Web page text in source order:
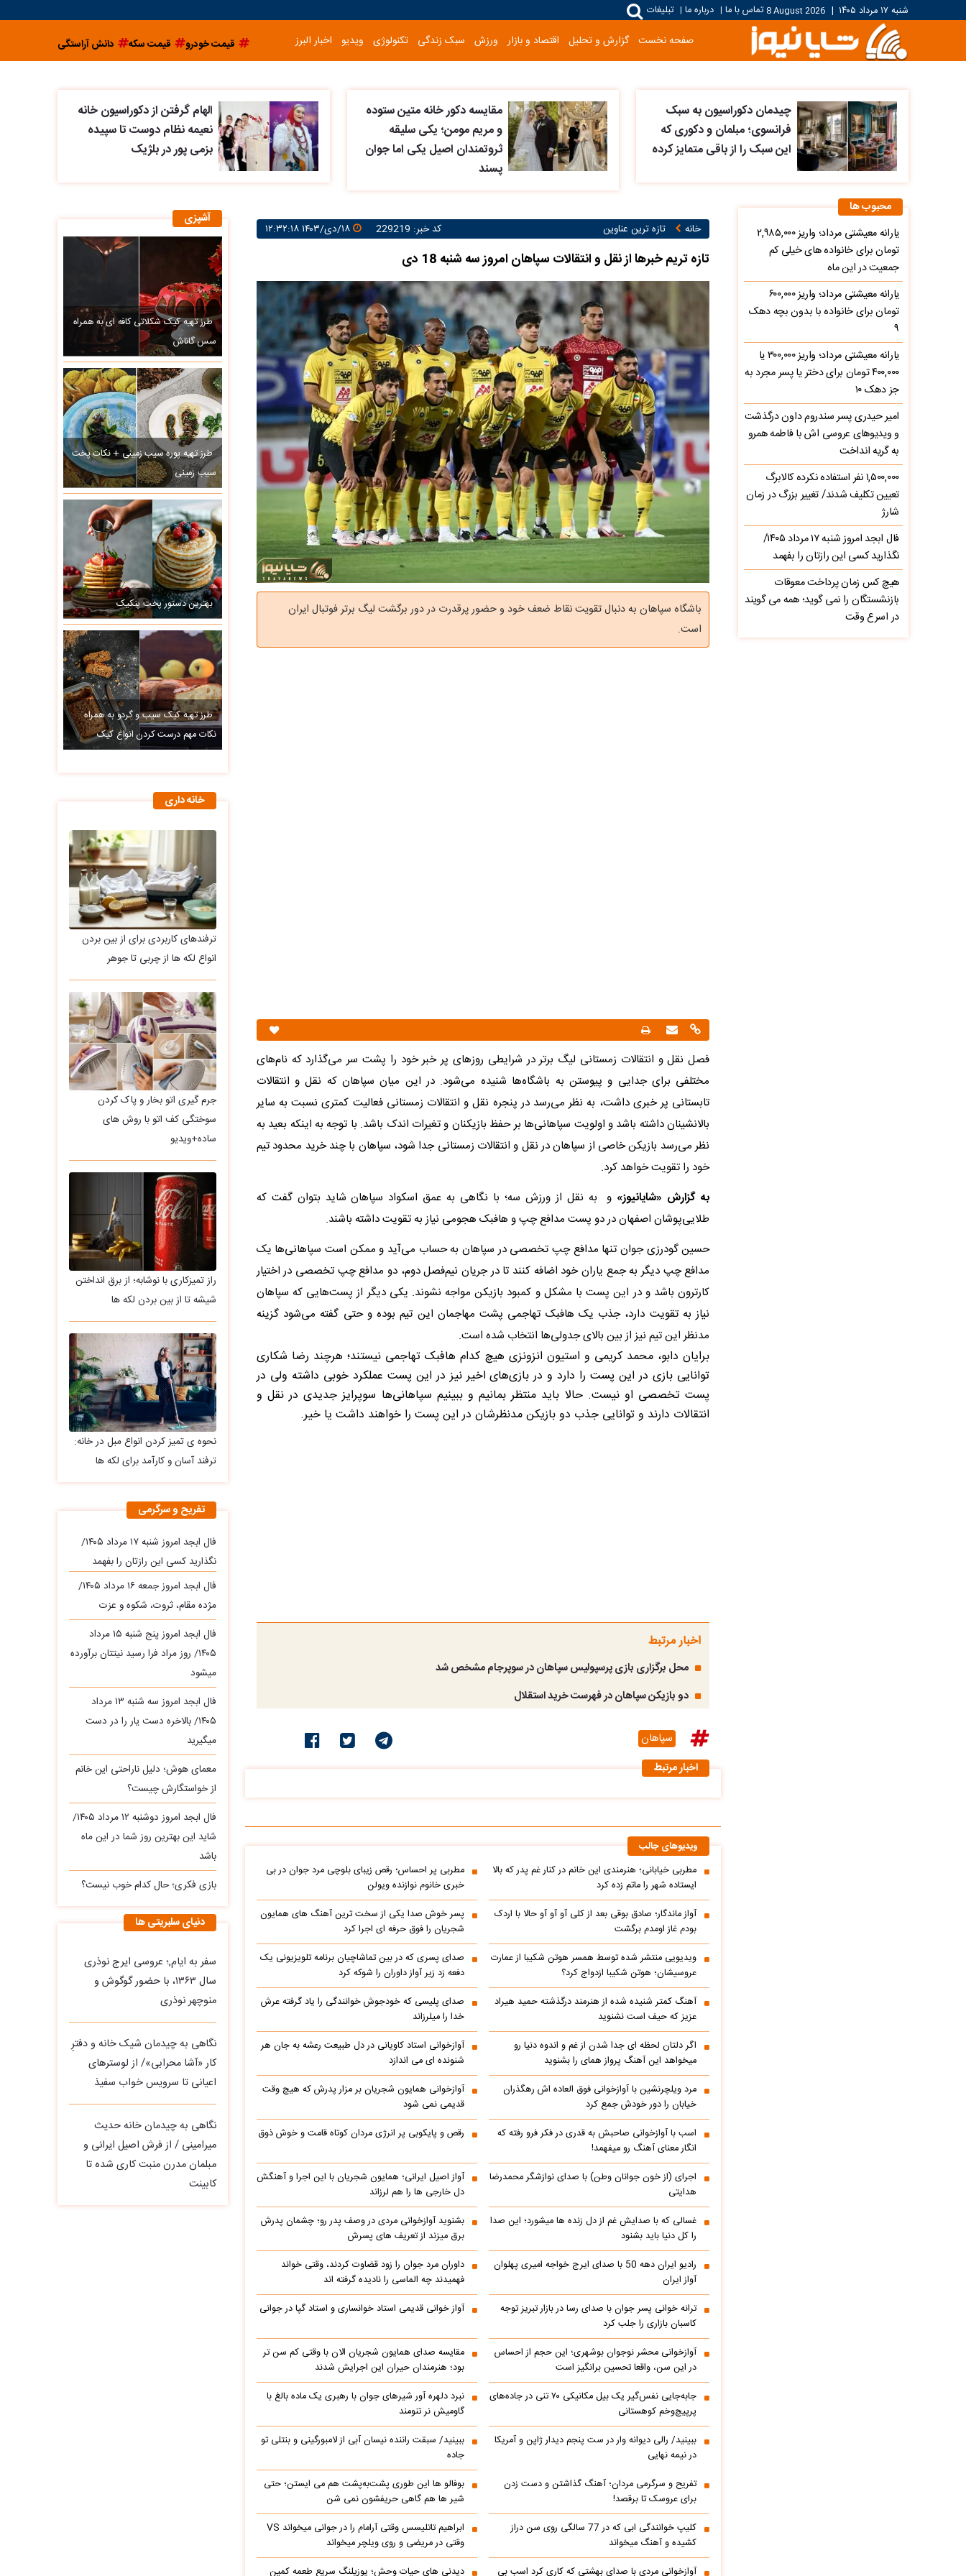
شنبه ۱۷ مرداد ۱۴۰۵ |
8 August 2026تماس با ما | درباره ما | تبلیغات
صفحه نخست گزارش و تحلیل اقتصاد و بازار ورزش سبک زندگی تکنولوژی ویدیو اخبار البرز قیمت خودرو قیمت سکه دانش آراستگی
چیدمان دکوراسیون به سبک
فرانسوی؛ مبلمان و دکوری که
این سبک را از باقی متمایز کرده
مقایسه دکور خانه متین ستوده
و مریم مومن؛ یکی سلیقه
ثروتمندان اصیل یکی اما جوان
پسند
الهام گرفتن از دکوراسیون خانه
نعیمه نظام دوست تا سپیده
بزمی پور در بلژیک
خانه تازه ترین عناوین کد خبر: 229219 ۱۸/دی/۱۴۰۳ ۱۲:۳۲:۱۸
تازه تریم خبرها از نقل و انتقالات سپاهان امروز سه شنبه 18 دی
باشگاه سپاهان به دنبال تقویت نقاط ضعف خود و حضور پرقدرت در دور برگشت لیگ برتر فوتبال ایران
است.
فصل نقل و انتقالات زمستانی لیگ برتر در شرایطی روز‌های پر خبر خود را پشت سر می‌گذارد که نام‌های
مختلفی برای جدایی و پیوستن به باشگاه‌ها شنیده می‌شود. در این میان سپاهان که نقل و انتقالات
تابستانی پر خبری داشت، به نظر می‌رسد در پنجره نقل و انتقالات زمستانی فعالیت کمتری نسبت به سایر
بالانشینان داشته باشد و اولویت سپاهانی‌ها بر حفظ بازیکنان و تغیرات اندک باشد. با توجه به اینکه بعید به
نظر می‌رسد بازیکن خاصی از سپاهان در نقل و انتقالات زمستانی جدا شود، سپاهان با چند خرید محدود تیم
خود را تقویت خواهد کرد.
به گزارش «شایانیوز» و به نقل از ورزش سه؛ با نگاهی به عمق اسکواد سپاهان شاید بتوان گفت که
طلایی‌پوشان اصفهان در دو پست مدافع چپ و هافبک هجومی نیاز به تقویت داشته باشند.
حسین گودرزی جوان تنها مدافع چپ تخصصی در سپاهان به حساب می‌آید و ممکن است سپاهانی‌ها یک
مدافع چپ دیگر به جمع یاران خود اضافه کنند تا در جریان نیم‌فصل دوم، دو مدافع چپ تخصصی در اختیار
کارترون باشد و در این پست با مشکل و کمبود بازیکن مواجه نشوند. یکی دیگر از پست‌هایی که سپاهان
نیاز به تقویت دارد، جذب یک هافبک تهاجمی پشت مهاجمان این تیم بوده و حتی گفته می‌شود گزینه
مدنظر این تیم نیز از بین بالای جدولی‌ها انتخاب شده است.
برایان دابو، محمد کریمی و استیون انزونزی هیچ کدام هافبک تهاجمی نیستند؛ هرچند رضا شکاری
توانایی بازی در این پست را دارد و در بازی‌های اخیر نیز در این پست عملکرد خوبی داشته ولی در
پست تخصصی او نیست. حالا باید منتظر بمانیم و ببینیم سپاهانی‌ها سوپرایز جدیدی در نقل و
انتقالات دارند و توانایی جذب دو بازیکن مدنظرشان در این پست را خواهند داشت یا خیر.
اخبار مرتبط
محل برگزاری بازی پرسپولیس سپاهان در سوپرجام مشخص شد
دو بازیکن سپاهان در فهرست خرید استقلال
سپاهان
اخبار مرتبط
ویدیوهای جالب
مطربی خیابانی؛ هنرمندی این خانم در کنار غم پدر که بالا
ایستاده شهر را ماتم زده کرد
مطربی پر احساس؛ رقص زیبای بلوچی مرد جوان در بی
خبری خانوم نوازنده ویولن
آواز ماندگار؛ صادق بوقی بعد از کلی آو آو آو حالا با اردک
بودم غاز اومدم برگشت
پسر خوش صدا یکی از سخت ترین آهنگ های همایون
شجریان را فوق حرفه ای اجرا کرد
ویدیویی منتشر شده توسط همسر هوتن شکیبا از عمارت
عروسیشان؛ هوتن شکیبا ازدواج کرد؟
صدای پسری که در بین تماشاچیان برنامه تلویزیونی یک
دفعه زد زیر آواز داوران را شوکه کرد
آهنگ کمتر شنیده شده از هنرمند درگذشته حمید هیراد
عزیز که حیف است نشنوید
صدای پلیسی که خودجوش خوانندگی را یاد گرفته عرش
خدا را میلرزاند
اگر دلتان لحظه ای جدا شدن از غم و اندوه دنیا رو
میخواهد این آهنگ پرواز همای را بشنوید
آوازخوانی استاد کاویانی در دل طبیعت رعشه به جان هر
شنونده ای می اندازد
مرد ویلچرنشین با آوازخوانی فوق العاده اش رهگذران
خیابان را دور خودش جمع کرد
آوازخوانی همایون شجریان بر مزار پدرش که هیچ وقت
قدیمی نمی شود
اسب با آوازخوانی صاحبش به قدری در فکر فرو رفته که
انگار معنای آهنگ رو میفهمد!
رقص و پایکوبی پر انرژی مردان کوتاه قامت و خوش ذوق
اجرای (از خون جوانان وطن) با صدای نوازشگر محمدرضا
هدایتی
آواز اصیل ایرانی؛ همایون شجریان با این اجرا و آهنگش
دل خارجی ها را هم لرزاند
غسالی که با صدایش غم از دل زنده ها میشورد؛ این صدا
را کل دنیا باید بشنود
بشنوید آوازخوانی مردی در وصف پدر رو؛ چشمان پدرش
برق میزند از تعریف های پسرش
رادیو ایران دهه 50 با صدای ایرج خواجه امیری پهلوان
آواز ایران
داوران مرد جوان را زود قضاوت کردند، وقتی خواند
فهمیدند چه الماسی را نادیده گرفته اند
ترانه خوانی پسر جوان با صدای رسا در بازار تبریز توجه
کاسبان بازاری را جلب کرد
آواز خوانی قدیمی استاد خوانساری و استاد گپا در جوانی
آوازخوانی محشر نوجوان بوشهری؛ این حجم از احساس
در این سن، واقعا تحسین‌ برانگیز است
مقایسه صدای همایون شجریان الان با وقتی کم سن تر
بود؛ هنرمندان حیران این اجرایش شدند
جابه‌جایی نفس‌گیر یک بیل مکانیکی ۷۰ تنی در جاده‌های
پرپیچ‌وخم کوهستانی
نبرد دلهره آور شیرهای جوان با رهبری یک ماده بالغ با
گاومیش نر تنومند
ببینید/ رالی دیوانه وار در ست پنجم دیدار ژاپن و آمریکا
در نیمه نهایی
ببینید/ سبقت راننده نیسان آبی از لامبورگینی و بنتلی تو
جاده
تفریح و سرگرمی مردان؛ آهنگ گذاشتن و دست زدن
برای عروسک تا برقصد!
بوفالو ها این‌ طوری پشت‌به‌پشت هم می‌ ایستن؛ حتی
شیر ها هم گاهی حریفشون نمی‌ شن
کلیپ خوانندگی ابی که در 77 سالگی روی سن دراز
کشیده و آهنگ میخواند
ابراهیم تاتلیسس وقتی آرامام را در جوانی میخواند VS
وقتی در مریضی و روی ویلچر میخواند
آوازخوانی مردی با صدای بهشتی که کاری کرد اسب بی
دیدنی های حیات وحش؛ یوزپلنگ سریع طعمه کمین
آشپزی
طرز تهیه کیک شکلاتی کافه ای به همراه
سس گاناش
طرز تهیه پوره سیب زمینی + نکات پخت
سیب زمینی
بهترین دستور پخت پنکیک
طرز تهیه کیک سیب و گردو به همراه
نکات مهم درست کردن انواع کیک
خانه داری
ترفندهای کاربردی برای از بین بردن
انواع لکه ها از چربی تا جوهر
جرم گیری اتو بخار و پاک کردن
سوختگی کف اتو با روش های
ساده+ویدیو
راز تمیزکاری با نوشابه؛ از برق انداختن
شیشه تا از بین بردن لکه ها
نحوه ی تمیز کردن انواع مبل در خانه:
ترفند آسان و کارآمد برای لکه ها
تفریح و سرگرمی
فال ابجد امروز شنبه ۱۷ مرداد ۱۴۰۵/
نگذارید کسی این رازتان را بفهمد
فال ابجد امروز جمعه ۱۶ مرداد ۱۴۰۵/
مژده مقام، ثروت، شکوه و عزت
فال ابجد امروز پنج شنبه ۱۵ مرداد
۱۴۰۵/ روز مراد فرا رسید نیتتان برآورده
میشود
فال ابجد امروز سه‌ شنبه ۱۳ مرداد
۱۴۰۵/ بالاخره دست یار را در دست
میگیرید
معمای هوش؛ دلیل ناراحتی این خانم
از خواستگارش چیست؟
فال ابجد امروز دوشنبه ۱۲ مرداد ۱۴۰۵/
شاید این بهترین روز شما در این ماه
باشد
بازی فکری؛ حال کدام خوب نیست؟
دنیای سلبریتی ها
سفر به ایام,؛ عروسی ایرج نوذری
سال ۱۳۶۳، با حضور گوگوش و
منوچهر نوذری
نگاهی به چیدمان شیک خانه و دفترِ
کار «آشا محرابی»/ از لوسترهای
اعیانی تا سرویس خواب سفیذ
نگاهی به چیدمان خانه حدیث
میرامینی / از فرش اصیل ایرانی و
مبلمان مدرن منبت‌ کاری‌ شده تا
کابینت
محبوب ها
یارانه معیشتی مرداد؛ واریز ۲,۹۸۵,۰۰۰
تومان برای خانواده های خیلی کم
جمعیت در این ماه
یارانه معیشتی مرداد؛ واریز ۶۰۰,۰۰۰
تومان برای خانواده با بدون بچه دهک
۹
یارانه معیشتی مرداد؛ واریز ۳۰۰,۰۰۰ یا
۴۰۰,۰۰۰ تومان برای دختر یا پسر مجرد به
جز دهک ۱۰
امیر حیدری پسر سندروم داون درگذشت
و ویدیوهای عروسی اش با فاطمه همرو
به گریه انداخت
۱,۵۰۰,۰۰۰ نفر استفاده نکرده کالابرگ
تعیین تکلیف شدند/ تغییر بزرگ در زمان
شارژ
فال ابجد امروز شنبه ۱۷ مرداد ۱۴۰۵/
نگذارید کسی این رازتان را بفهمد
هیچ کس زمان پرداخت معوقات
بازنشستگان را نمی گوید؛ همه می گویند
در اسرع وقت